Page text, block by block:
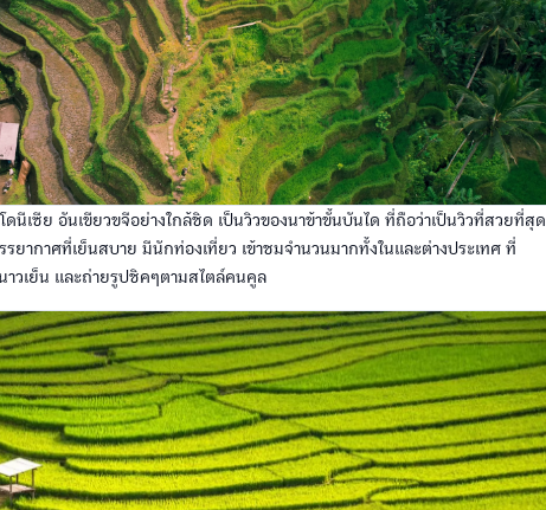
ดนีเซีย อันเขียวขจีอย่างใกล้ชิด เป็นวิวของนาข้าขั้นบันได ที่ถือว่าเป็นวิวที่สวยที่สุด
รยากาศที่เย็นสบาย มีนักท่องเที่ยว เข้าชมจำนวนมากทั้งในและต่างประเทศ ที่
วเย็น และถ่ายรูปชิคๆตามสไตล์คนคูล